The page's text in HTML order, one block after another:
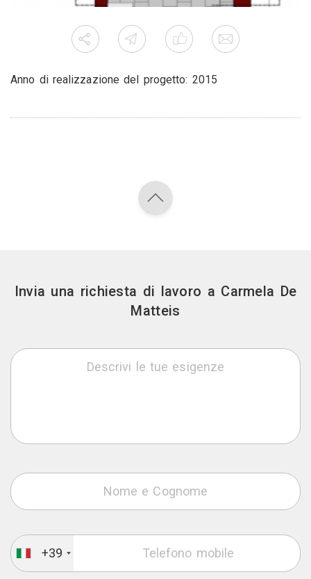
Anno di realizzazione del progetto: 2015
Invia una richiesta di lavoro a Carmela De
Matteis
+39